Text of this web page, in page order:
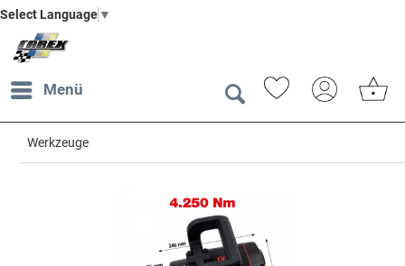
Select Language ▼
Menü
Werkzeuge